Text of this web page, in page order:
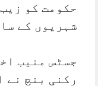
حکومت کو
شہریوں کے
جسٹس منیب
رکنی بنچ نے